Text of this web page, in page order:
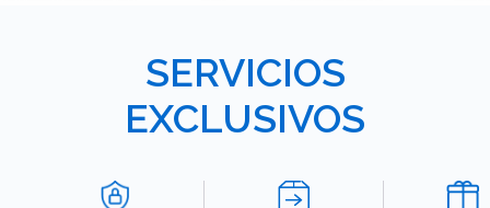
SERVICIOS
EXCLUSIVOS